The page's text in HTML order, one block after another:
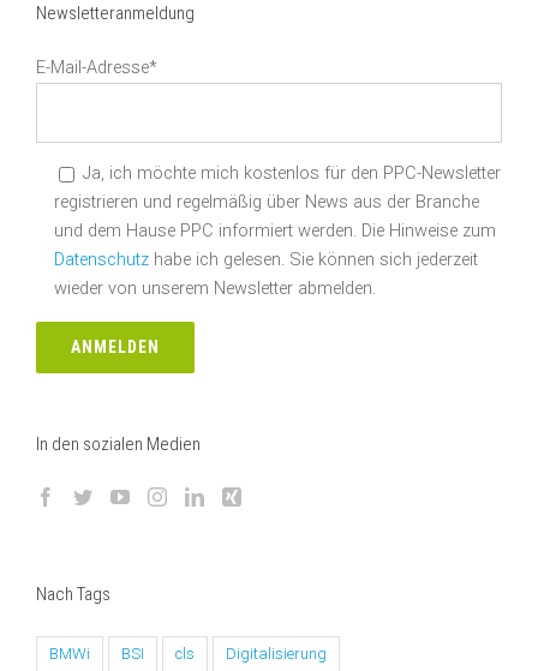
Newsletteranmeldung
E-Mail-Adresse*
Ja, ich möchte mich kostenlos für den PPC-Newsletter
registrieren und regelmäßig über News aus der Branche
und dem Hause PPC informiert werden. Die Hinweise zum
Datenschutzhabe ich gelesen. Sie können sich jederzeit
wieder von unserem Newsletter abmelden.
In den sozialen Medien
Nach Tags
BMWi BSI cls Digitalisierung